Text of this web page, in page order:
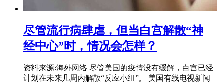
尽管流行病肆虐，但当白宫解散“神
经中心”时，情况会怎样？
资料来源:海外网络 尽管美国的疫情没有缓解，白宫已经
计划在未来几周内解散“反应小组”。 美国有线电视新闻